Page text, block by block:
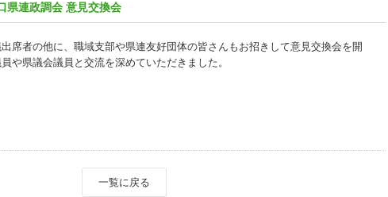
県連政調会 意見交換会
席者の他に、職域支部や県連友好団体の皆さんもお招きして意見交換会を開
や県議会議員と交流を深めていただきました。
一覧に戻る